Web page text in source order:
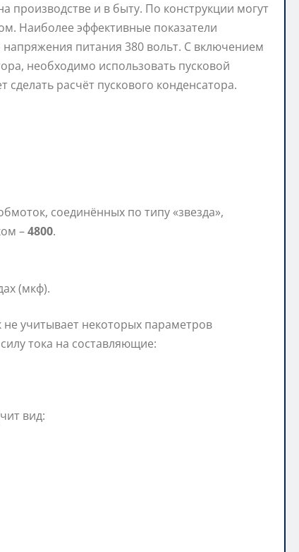
производстве и в быту. По конструкции могут
Наиболее эффективные показатели
питания 380 вольт. С включением
необходимо использовать пусковой
расчёт пускового конденсатора.
соединённых по типу «звезда»,
–4800.
(мкф).
учитывает некоторых параметров
тока на составляющие:
вид: